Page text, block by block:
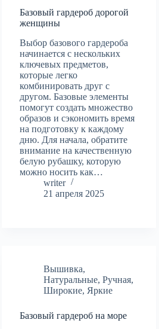
Базовый гардероб дорогой
женщины
Выбор базового гардероба
начинается с нескольких
ключевых предметов,
которые легко
комбинировать друг с
другом. Базовые элементы
помогут создать множество
образов и сэкономить время
на подготовку к каждому
дню. Для начала, обратите
внимание на качественную
белую рубашку, которую
можно носить как…
writer
21 апреля 2025
Вышивка,
Натуральные,Ручная,
Широкие, Яркие
Базовый гардероб на море